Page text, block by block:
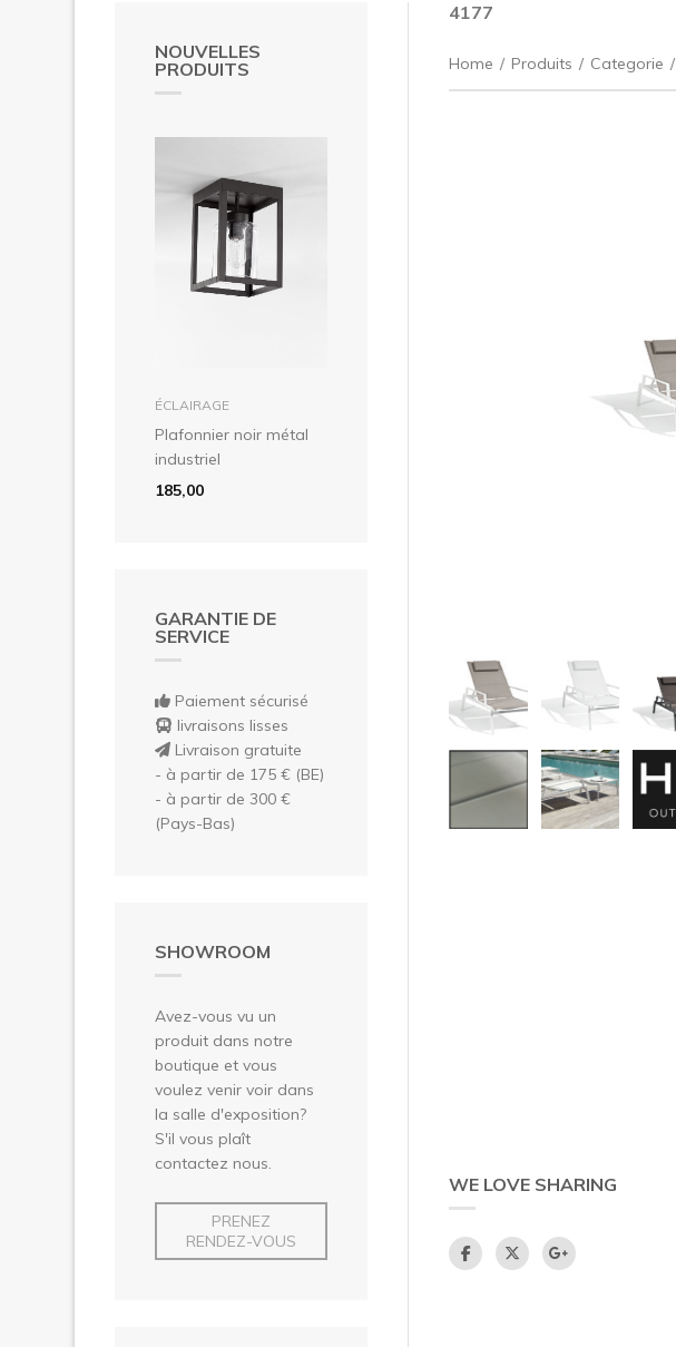
NOUVELLES
PRODUITS
dans le panier
ÉCLAIRAGE
Plafonnier noir métal
industriel
185,00
GARANTIE DE
SERVICE
Paiement sécurisé
livraisons lisses
Livraison gratuite
- à partir de 175 € (BE)
- à partir de 300 €
(Pays-Bas)
SHOWROOM
Avez-vous vu un
produit dans notre
boutique et vous
voulez venir voir dans
la salle d'exposition?
S'il vous plaît
contactez nous.
PRENEZ
RENDEZ-VOUS
4177
Home / Produits / Categorie /
Précédent
WE LOVE SHARING